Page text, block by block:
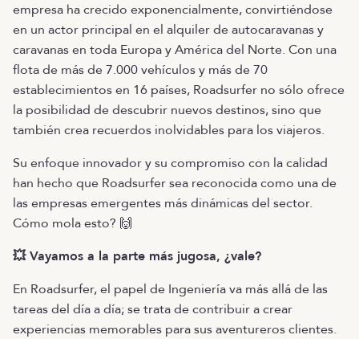
empresa ha crecido exponencialmente, convirtiéndose
en un actor principal en el alquiler de autocaravanas y
caravanas en toda Europa y América del Norte. Con una
flota de más de 7.000 vehículos y más de 70
establecimientos en 16 países, Roadsurfer no sólo ofrece
la posibilidad de descubrir nuevos destinos, sino que
también crea recuerdos inolvidables para los viajeros.
Su enfoque innovador y su compromiso con la calidad
han hecho que Roadsurfer sea reconocida como una de
las empresas emergentes más dinámicas del sector.
Cómo mola esto? 🙌
💥 Vayamos a la parte más jugosa, ¿vale?
En Roadsurfer, el papel de Ingeniería va más allá de las
tareas del día a día; se trata de contribuir a crear
experiencias memorables para sus aventureros clientes.